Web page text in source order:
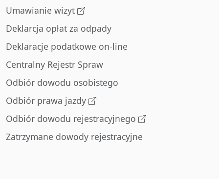
Umawianie wizyt
Deklarcja opłat za odpady
Deklaracje podatkowe on-line
Centralny Rejestr Spraw
Odbiór dowodu osobistego
Odbiór prawa jazdy
Odbiór dowodu rejestracyjnego
Zatrzymane dowody rejestracyjne